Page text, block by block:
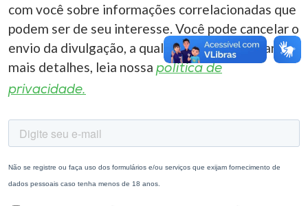
com você sobre informações correlacionadas que
podem ser de seu interesse. Você pode cancelar o
envio da divulgação, a qualquer momento. Para
mais detalhes, leia nossa política de
privacidade.